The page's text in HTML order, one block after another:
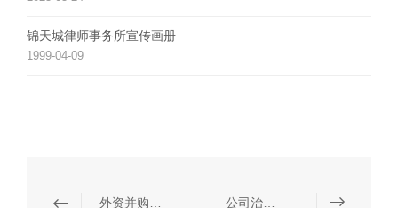
锦天城律师事务所宣传画册
1999-04-09